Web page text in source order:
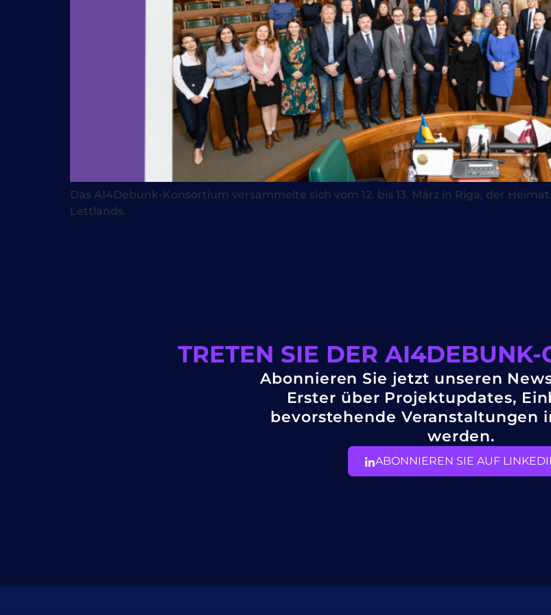
Das AI4Debunk-Konsortium versammelte sich vom 12. bis 13. März in Riga, der
Lettlands.
TRETEN SIE DER
Abonnieren Sie jetzt unseren
Erster über Projektupdates,
bevorstehende Veranstaltungen
werden.
ABONNIEREN SIE AUF